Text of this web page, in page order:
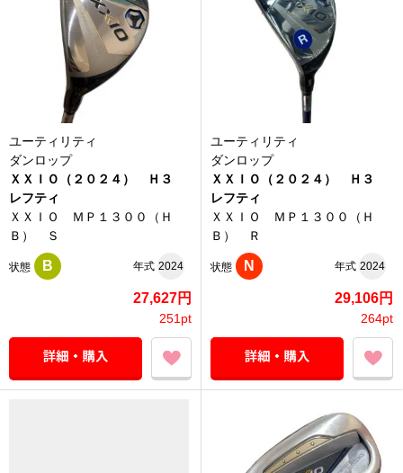
ユーティリティ
ダンロップ
ＸＸＩＯ（２０２４） Ｈ３
レフティ
ＸＸＩＯ ＭＰ１３００（Ｈ
Ｂ） Ｓ
状態 B 年式 2024
27,627円
251pt
ユーティリティ
ダンロップ
ＸＸＩＯ（２０２４） Ｈ３
レフティ
ＸＸＩＯ ＭＰ１３００（Ｈ
Ｂ） Ｒ
状態 N 年式 2024
29,106円
264pt